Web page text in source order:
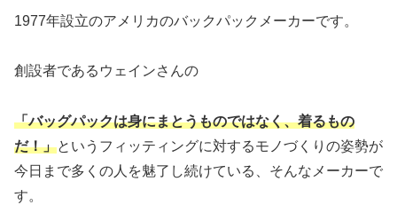
1977年設立のアメリカのバックパックメーカーです。
創設者であるウェインさんの
「バッグパックは身にまとうものではなく、着るもの
だ！」というフィッティングに対するモノづくりの姿勢が
今日まで多くの人を魅了し続けている、そんなメーカーで
す。